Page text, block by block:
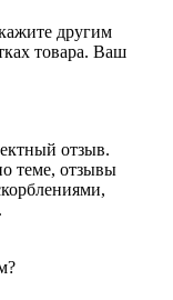
другим
товара. Ваш
отзыв.
теме, отзывы